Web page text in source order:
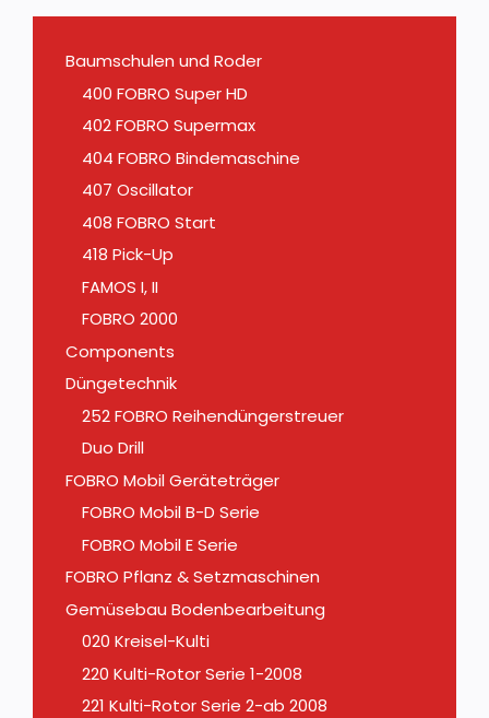
Baumschulen und Roder
400 FOBRO Super HD
402 FOBRO Supermax
404 FOBRO Bindemaschine
407 Oscillator
408 FOBRO Start
418 Pick-Up
FAMOS I, II
FOBRO 2000
Components
Düngetechnik
252 FOBRO Reihendüngerstreuer
Duo Drill
FOBRO Mobil Geräteträger
FOBRO Mobil B-D Serie
FOBRO Mobil E Serie
FOBRO Pflanz & Setzmaschinen
Gemüsebau Bodenbearbeitung
020 Kreisel-Kulti
220 Kulti-Rotor Serie 1-2008
221 Kulti-Rotor Serie 2-ab 2008